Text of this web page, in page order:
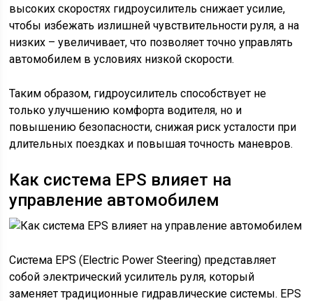
высоких скоростях гидроусилитель снижает усилие,
чтобы избежать излишней чувствительности руля, а на
низких – увеличивает, что позволяет точно управлять
автомобилем в условиях низкой скорости.
Таким образом, гидроусилитель способствует не
только улучшению комфорта водителя, но и
повышению безопасности, снижая риск усталости при
длительных поездках и повышая точность маневров.
Как система EPS влияет на
управление автомобилем
Система EPS (Electric Power Steering) представляет
собой электрический усилитель руля, который
заменяет традиционные гидравлические системы. EPS